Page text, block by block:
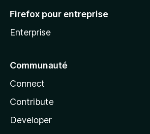
Firefox pour entreprise
Enterprise
Communauté
Connect
Contribute
Developer